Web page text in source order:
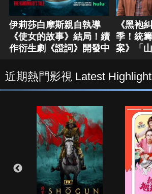
伊莉莎白摩斯親自執導
《使女的故事》結局！續
作衍生劇《證詞》開發中
《黑袍
季！統
案》「
近期熱門影視 Latest